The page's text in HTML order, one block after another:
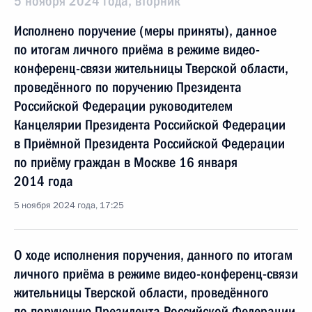
Исполнено поручение (меры приняты), данное
по итогам личного приёма в режиме видео-
конференц-связи жительницы Тверской области,
проведённого по поручению Президента
Российской Федерации руководителем
Канцелярии Президента Российской Федерации
в Приёмной Президента Российской Федерации
по приёму граждан в Москве 16 января
2014 года
5 ноября 2024 года, 17:25
О ходе исполнения поручения, данного по итогам
личного приёма в режиме видео-конференц-связи
жительницы Тверской области, проведённого